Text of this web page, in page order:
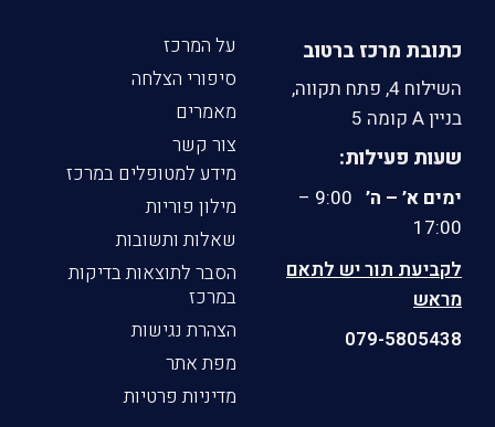
כתובת מרכז ברטוב
השילוח 4, פתח תקווה,
בניין A קומה 5
שעות פעילות:
ימים א’ – ה’
9:00 –
17:00
לקביעת תור יש לתאם
מראש
079-5805438
על המרכז
סיפורי הצלחה
מאמרים
צור קשר
מידע למטופלים במרכז
מילון פוריות
שאלות ותשובות
הסבר לתוצאות בדיקות
במרכז
הצהרת נגישות
מפת אתר
מדיניות פרטיות